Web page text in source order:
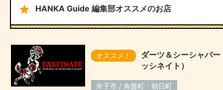
star HANKA Guide 編集部オススメのお店
オススメ！
ダーツ＆シーシャバ
ッシネイト）
米子市 / 角盤町・朝日町